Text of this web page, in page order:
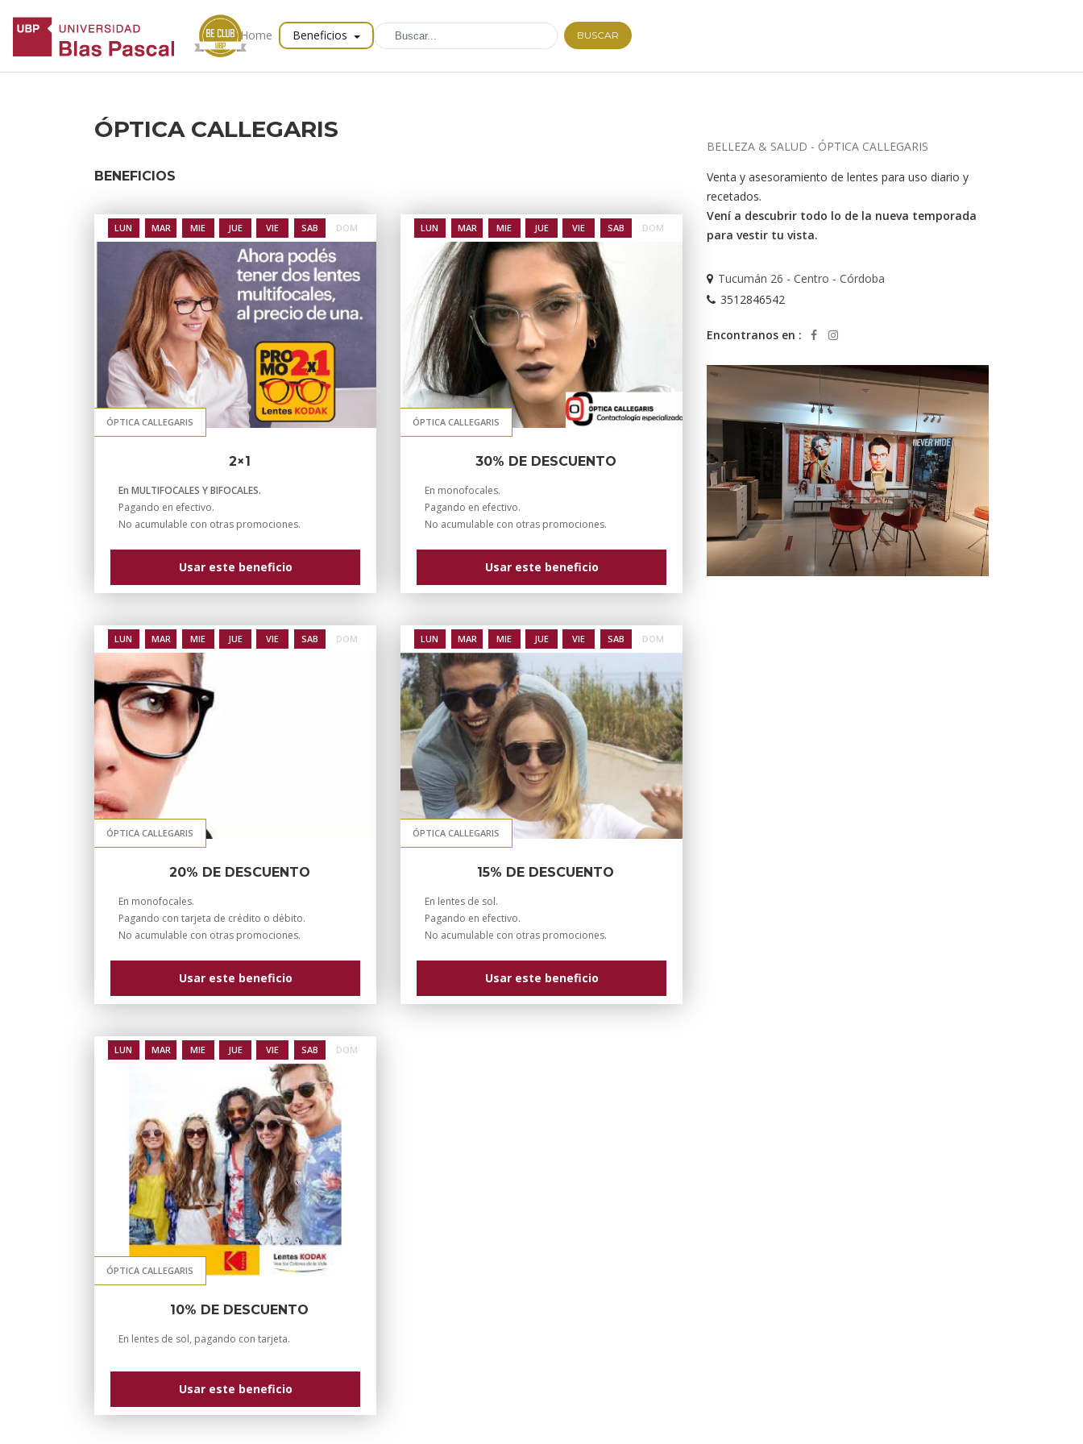
Home Beneficios BUSCAR
ÓPTICA CALLEGARIS
BENEFICIOS
LUN MAR MIE JUE VIE SAB DOM
ÓPTICA CALLEGARIS
2×1
En MULTIFOCALES Y BIFOCALES.
Pagando en efectivo.
No acumulable con otras promociones.
Usar este beneficio
LUN MAR MIE JUE VIE SAB DOM
ÓPTICA CALLEGARIS
30% DE DESCUENTO
En monofocales.
Pagando en efectivo.
No acumulable con otras promociones.
Usar este beneficio
LUN MAR MIE JUE VIE SAB DOM
ÓPTICA CALLEGARIS
20% DE DESCUENTO
En monofocales.
Pagando con tarjeta de crédito o débito.
No acumulable con otras promociones.
Usar este beneficio
LUN MAR MIE JUE VIE SAB DOM
ÓPTICA CALLEGARIS
15% DE DESCUENTO
En lentes de sol.
Pagando en efectivo.
No acumulable con otras promociones.
Usar este beneficio
LUN MAR MIE JUE VIE SAB DOM
ÓPTICA CALLEGARIS
10% DE DESCUENTO
En lentes de sol, pagando con tarjeta.
Usar este beneficio
BELLEZA & SALUD - ÓPTICA CALLEGARIS
Venta y asesoramiento de lentes para uso diario y
recetados.
Vení a descubrir todo lo de la nueva temporada
para vestir tu vista.
Tucumán 26 - Centro - Córdoba
3512846542
Encontranos en :